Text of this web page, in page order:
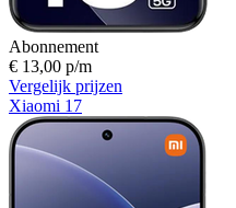
Abonnement
€ 13,00 p/m
Vergelijk prijzen
Xiaomi 17